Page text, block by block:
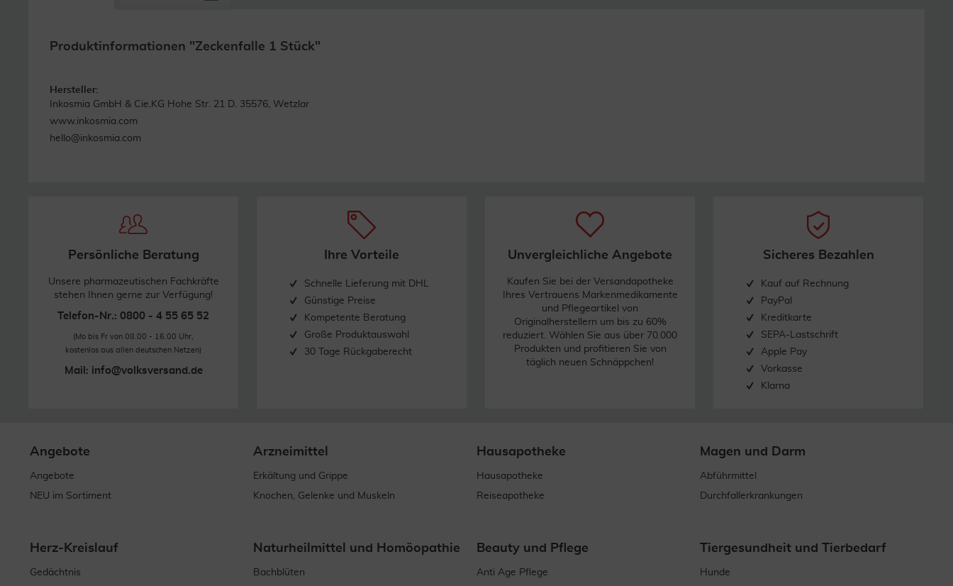
Produktinformationen "Zeckenfalle 1 Stück"
Hersteller:
Inkosmia GmbH & Cie.KG Hohe Str. 21 D. 35576, Wetzlar
www.inkosmia.com
hello@inkosmia.com
Persönliche Beratung
Unsere pharmazeutischen Fachkräfte
stehen Ihnen gerne zur Verfügung!
Telefon-Nr.: 0800 - 4 55 65 52
(Mo bis Fr von 08.00 - 16.00 Uhr,
kostenlos aus allen deutschen Netzen)
Mail: info@volksversand.de
Ihre Vorteile
Schnelle Lieferung mit DHL
Günstige Preise
Kompetente Beratung
Große Produktauswahl
30 Tage Rückgaberecht
Unvergleichliche Angebote
Kaufen Sie bei der Versandapotheke
Ihres Vertrauens Markenmedikamente
und Pflegeartikel von
Originalherstellern um bis zu 60%
reduziert. Wählen Sie aus über 70.000
Produkten und profitieren Sie von
täglich neuen Schnäppchen!
Sicheres Bezahlen
Kauf auf Rechnung
PayPal
Kreditkarte
SEPA-Lastschrift
Apple Pay
Vorkasse
Klarna
Angebote
Angebote
NEU im Sortiment
Arzneimittel
Erkältung und Grippe
Knochen, Gelenke und Muskeln
Hausapotheke
Hausapotheke
Reiseapotheke
Magen und Darm
Abführmittel
Durchfallerkrankungen
Herz-Kreislauf
Gedächtnis
Naturheilmittel und Homöopathie
Bachblüten
Beauty und Pflege
Anti Age Pflege
Tiergesundheit und Tierbedarf
Hunde